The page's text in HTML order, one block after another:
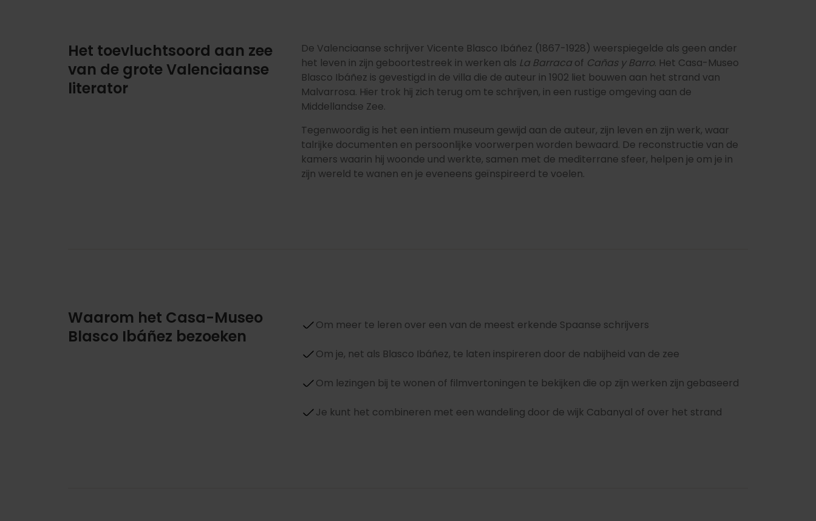
Het toevluchtsoord aan zee
van de grote Valenciaanse
literator
De Valenciaanse schrijver Vicente Blasco Ibáñez (1867-1928) weerspiegelde als geen ander
het leven in zijn geboortestreek in werken als La Barraca of Cañas y Barro. Het Casa-Museo
Blasco Ibáñez is gevestigd in de villa die de auteur in 1902 liet bouwen aan het strand van
Malvarrosa. Hier trok hij zich terug om te schrijven, in een rustige omgeving aan de
Middellandse Zee.
Tegenwoordig is het een intiem museum gewijd aan de auteur, zijn leven en zijn werk, waar
talrijke documenten en persoonlijke voorwerpen worden bewaard. De reconstructie van de
kamers waarin hij woonde und werkte, samen met de mediterrane sfeer, helpen je om je in
zijn wereld te wanen en je eveneens geïnspireerd te voelen.
Waarom het Casa-Museo
Blasco Ibáñez bezoeken
Om meer te leren over een van de meest erkende Spaanse schrijvers
Om je, net als Blasco Ibáñez, te laten inspireren door de nabijheid van de zee
Om lezingen bij te wonen of filmvertoningen te bekijken die op zijn werken zijn gebaseerd
Je kunt het combineren met een wandeling door de wijk Cabanyal of over het strand